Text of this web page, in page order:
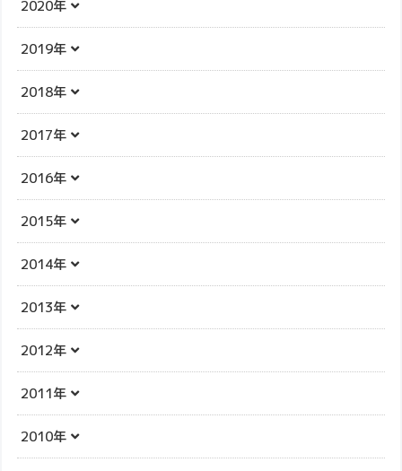
2020年
2019年
2018年
2017年
2016年
2015年
2014年
2013年
2012年
2011年
2010年